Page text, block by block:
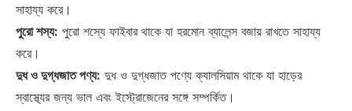
সাহায্য করে।
পুরো শস্য: পুরো শস্যে ফাইবার থাকে যা হরমোন ব্যালেন্স বজায় রাখতে সাহায্য
করে।
দুধ ও দুগ্ধজাত পণ্য: দুধ ও দুগ্ধজাত পণ্যে ক্যালসিয়াম থাকে যা হাড়ের
স্বাস্থ্যের জন্য ভাল এবং ইস্ট্রোজেনের সঙ্গে সম্পর্কিত।